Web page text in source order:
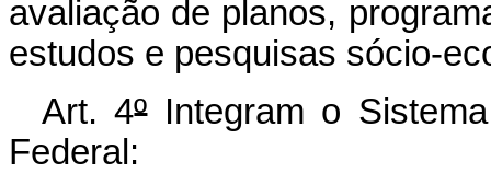
avaliação de planos,
estudos e pesquisas sócio-
Art. 4ºIntegram o
Federal: